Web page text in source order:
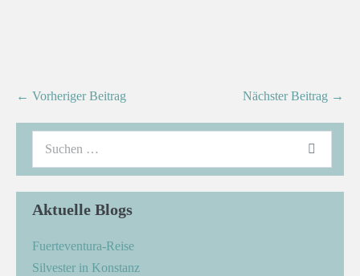
← Vorheriger Beitrag Nächster Beitrag →
Aktuelle Blogs
Fuerteventura-Reise
Silvester in Konstanz